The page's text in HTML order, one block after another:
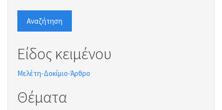
Αναζήτηση
Είδος κειμένου
Μελέτη-Δοκίμιο-Άρθρο
Θέματα